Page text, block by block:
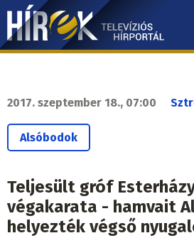
Ugrás
tartalomra
Hírek.sk
2017. szeptember 18., 07:00
Alsóbodok
Teljesült gróf
végakarata - hamvait
helyezték végső